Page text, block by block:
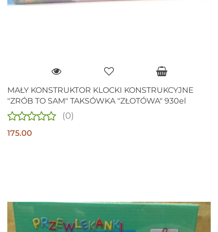
MAŁY KONSTRUKTOR KLOCKI KONSTRUKCYJNE
"ZRÓB TO SAM" TAKSÓWKA "ZŁOTÓWA" 930el
(0)
175.00